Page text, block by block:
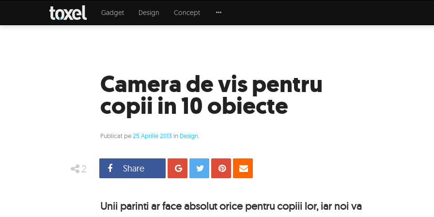
Gadget Design Concept
Camera de vis pentru
copii in 10 obiecte
Publicat pe25 Aprilie 2013 in Design
2 Share Distribuie
Tweet Pin
Unii parinti ar face absolut orice pentru copiii lor, iar noi va